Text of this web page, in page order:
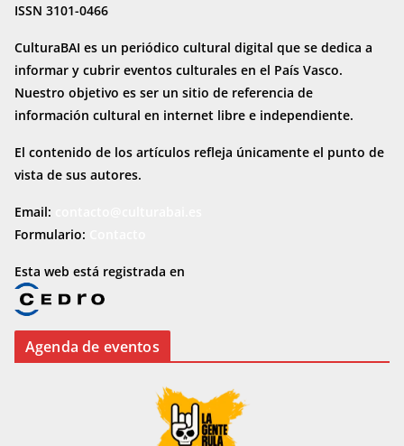
ISSN 3101-0466
CulturaBAI es un periódico cultural digital que se dedica a
informar y cubrir eventos culturales en el País Vasco.
Nuestro objetivo es ser un sitio de referencia de
información cultural en internet libre e independiente.
El contenido de los artículos refleja únicamente el punto de
vista de sus autores.
Email:
Formulario:
Esta web está registrada en
Agenda de eventos